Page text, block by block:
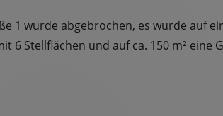
1 wurde abgebrochen, es wurde auf
6 Stellflächen und auf ca. 150 m² eine